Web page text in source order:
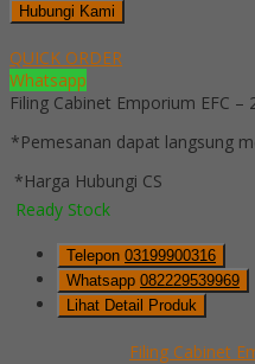
Hubungi Kami
QUICK ORDER
Whatsapp
Filing Cabinet Emporium EFC –
*Pemesanan dapat langsung
*Harga Hubungi CS
Ready Stock
Telepon 03199900316
Whatsapp 082229539969
Lihat Detail Produk
Filing Cabinet